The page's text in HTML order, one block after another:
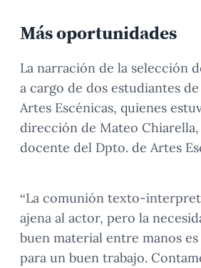
Más oportunidades
La narración de la selección
a cargo de dos estudiantes
Artes Escénicas, quienes
dirección de Mateo
docente del Dpto. de Artes
“La comunión texto-
ajena al actor, pero la
buen material entre manos
para un buen trabajo.